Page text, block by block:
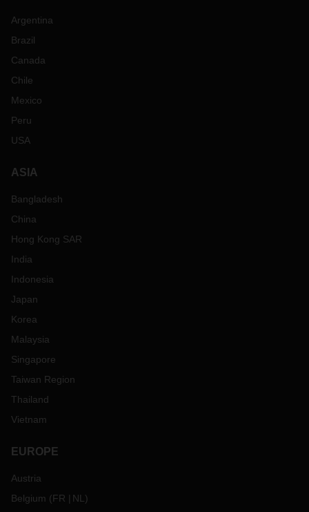
Argentina
Brazil
Canada
Chile
Mexico
Peru
USA
ASIA
Bangladesh
China
Hong Kong SAR
India
Indonesia
Japan
Korea
Malaysia
Singapore
Taiwan Region
Thailand
Vietnam
EUROPE
Austria
Belgium (FR NL )